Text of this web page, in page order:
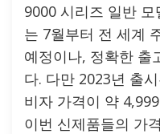
9000 시리즈 일반
는 7월부터 전 세계
예정이나, 정확한 출
다. 다만 2023년 출
비자 가격이 약
이번 신제품들의 가